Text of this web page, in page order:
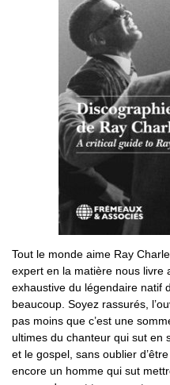
Tout le monde aime Ray
expert en la matière nous livre
exhaustive du légendaire natif
beaucoup. Soyez rassurés,
pas moins que c’est une
ultimes du chanteur qui sut en
et le gospel, sans oublier
encore un homme qui sut